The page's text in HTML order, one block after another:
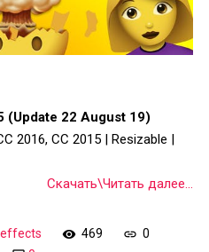
(Update 22 August 19)
2016, CC 2015 | Resizable |
Скачать\Читать далее...
469
0